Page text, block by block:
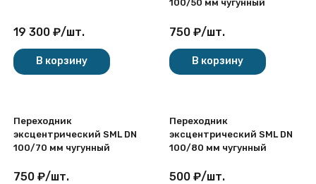
19 300 ₽/шт.
В корзину
100/50 мм чугунный
750 ₽/шт.
В корзину
Переходник
эксцентрический SML DN
100/70 мм чугунный
750 ₽/шт.
Переходник
эксцентрический SML DN
100/80 мм чугунный
500 ₽/шт.